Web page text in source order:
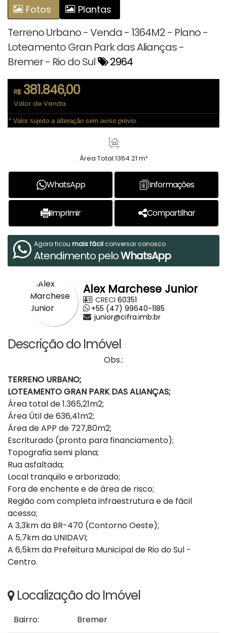
Fotos Plantas
Terreno Urbano - Venda - 1364M2 - Plano -
Loteamento Gran Park das Alianças -
Bremer - Rio do Sul
2964
R$381.846,00
Valor de Venda
* Valor sujeito a alteração sem aviso prévio.
Área Total:1364.21 m²
WhatsApp Informações
Imprimir Compartilhar
Agora ficou mais fácilconversar conosco
Atendimento peloWhatsApp
Alex Marchese Junior
CRECI 60351
+55 (47) 99640-1185
junior@cifra.imb.br
Descrição do Imóvel
Obs.:
TERRENO URBANO;
LOTEAMENTO GRAN PARK DAS ALIANÇAS;
Área total de 1.365,21m2;
Área Útil de 636,41m2;
Área de APP de 727,80m2;
Escriturado (pronto para financiamento);
Topografia semi plana;
Rua asfaltada;
Local tranquilo e arborizado;
Fora de enchente e de área de risco;
Região com completa infraestrutura e de fácil
acesso;
A 3,3km da BR-470 (Contorno Oeste);
A 5,7km da UNIDAVI;
A 6,5km da Prefeitura Municipal de Rio do Sul -
Centro.
Localização do Imóvel
Bairro: Bremer